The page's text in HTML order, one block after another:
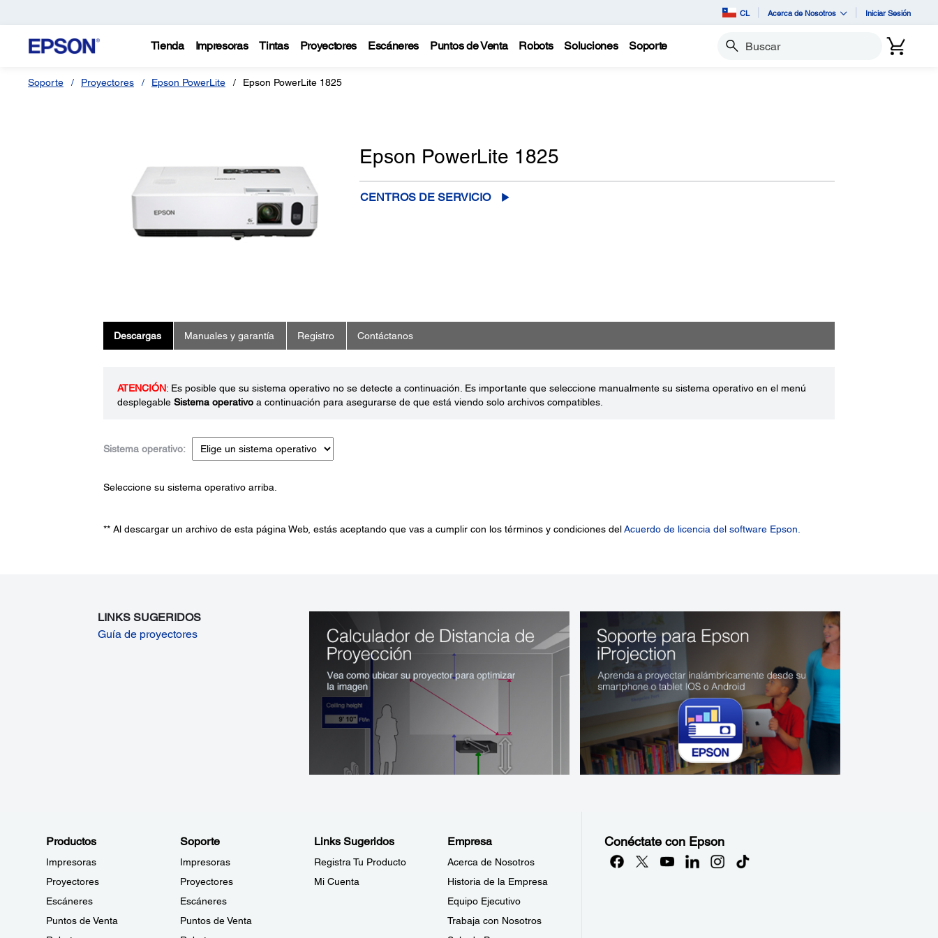
CL Acerca de Nosotros Iniciar Sesión
Tienda Impresoras Tintas Proyectores Escáneres Puntos de Venta Robots Soluciones Soporte Buscar
Soporte Proyectores Epson PowerLite Epson PowerLite 1825
Epson PowerLite 1825
CENTROS DE SERVICIO
Descargas Manuales y garantía Registro Contáctanos
ATENCIÓN: Es posible que su sistema operativo no se detecte a continuación. Es importante que seleccione manualmente su sistema operativo en el menú
desplegable Sistema operativoa continuación para asegurarse de que está viendo solo archivos compatibles.
Sistema operativo:
Seleccione su sistema operativo arriba.
** Al descargar un archivo de esta página Web, estás aceptando que vas a cumplir con los términos y condiciones delAcuerdo de licencia del software Epson.
LINKS SUGERIDOS
Guía de proyectores
Productos
Impresoras
Proyectores
Escáneres
Puntos de Venta
Soporte
Impresoras
Proyectores
Escáneres
Puntos de Venta
Links Sugeridos
Registra Tu Producto
Mi Cuenta
Empresa
Acerca de Nosotros
Historia de la Empresa
Equipo Ejecutivo
Trabaja con Nosotros
Conéctate con Epson